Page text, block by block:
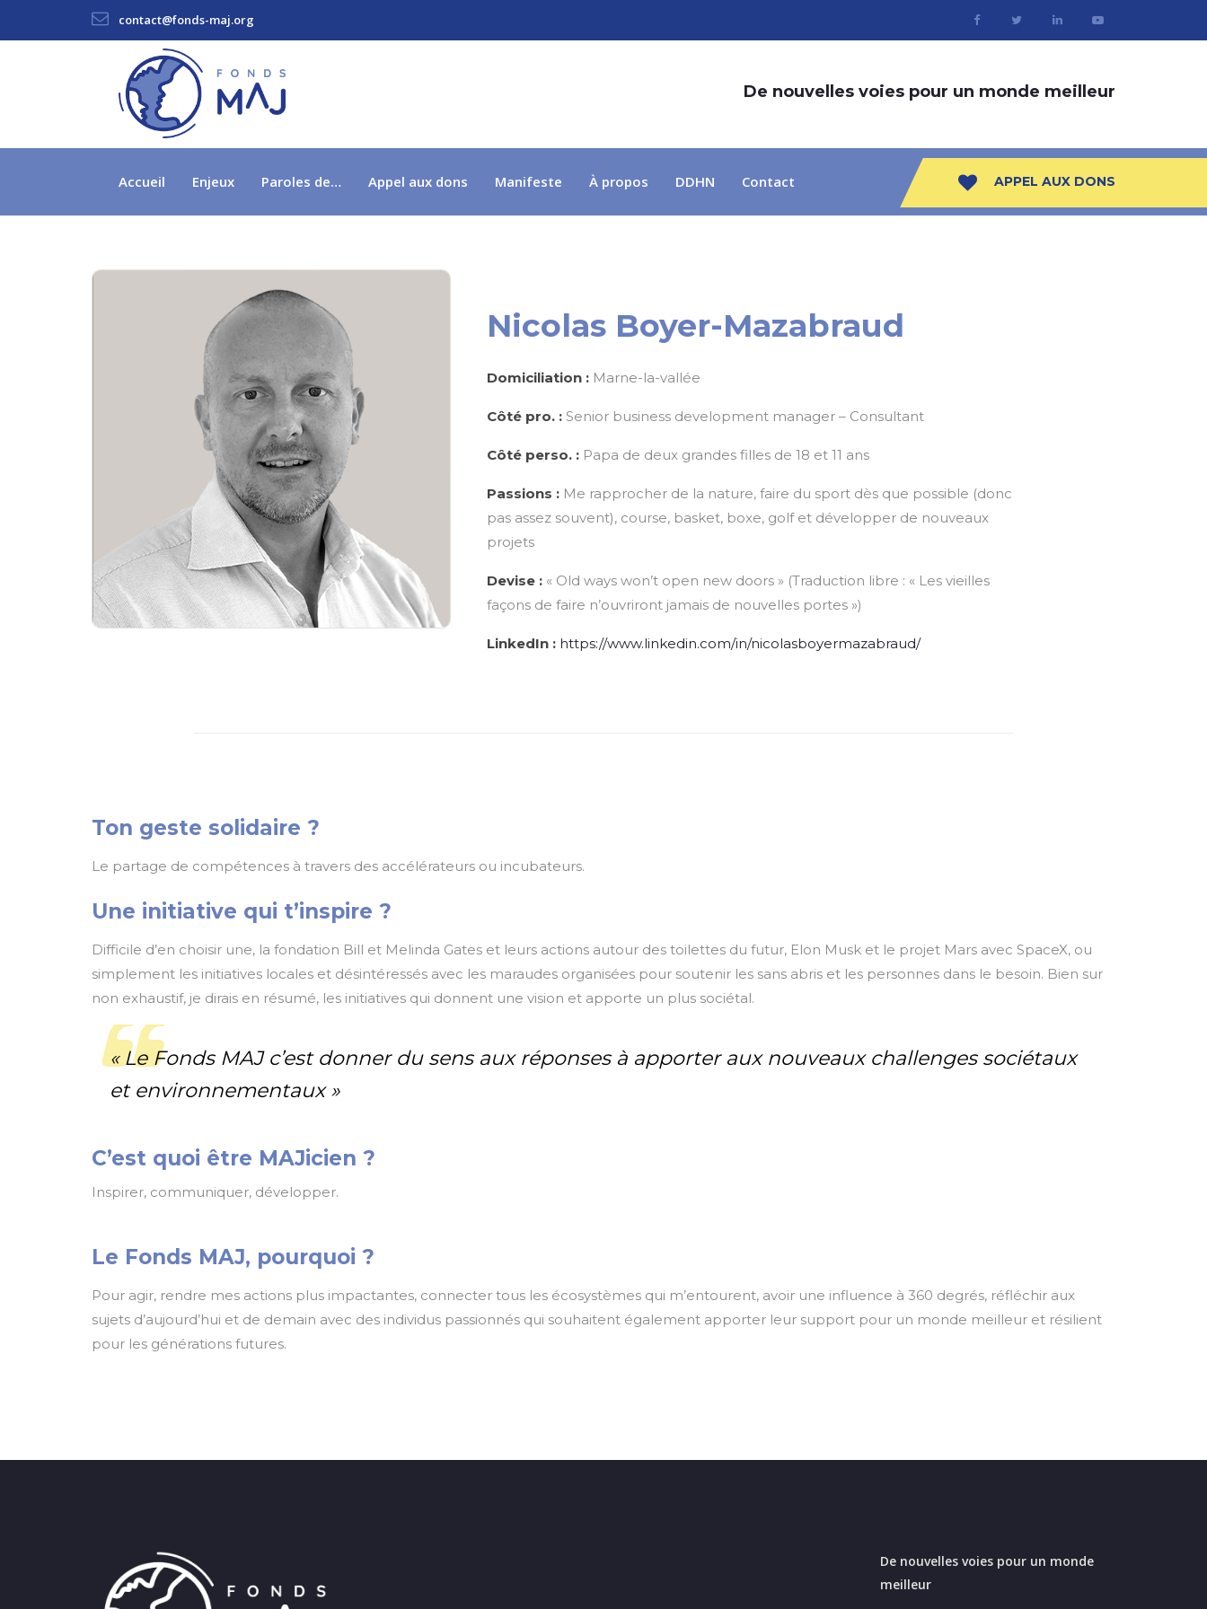
contact@fonds-maj.org
De nouvelles voies pour un monde meilleur
Accueil Enjeux Paroles de… Appel aux dons Manifeste À propos DDHN Contact APPEL AUX DONS
Nicolas Boyer-Mazabraud
Domiciliation : Marne-la-vallée
Côté pro. : Senior business development manager – Consultant
Côté perso. : Papa de deux grandes filles de 18 et 11 ans
Passions : Me rapprocher de la nature, faire du sport dès que possible (donc
pas assez souvent), course, basket, boxe, golf et développer de nouveaux
projets
Devise : « Old ways won’t open new doors » (Traduction libre : « Les vieilles
façons de faire n’ouvriront jamais de nouvelles portes »)
LinkedIn : https://www.linkedin.com/in/nicolasboyermazabraud/
Ton geste solidaire ?
Le partage de compétences à travers des accélérateurs ou incubateurs.
Une initiative qui t’inspire ?
Difficile d’en choisir une, la fondation Bill et Melinda Gates et leurs actions autour des toilettes du futur, Elon Musk et le projet Mars avec SpaceX, ou
simplement les initiatives locales et désintéressés avec les maraudes organisées pour soutenir les sans abris et les personnes dans le besoin. Bien sur
non exhaustif, je dirais en résumé, les initiatives qui donnent une vision et apporte un plus sociétal.
« Le Fonds MAJ c’est donner du sens aux réponses à apporter aux nouveaux challenges sociétaux
et environnementaux»
C’est quoi être MAJicien ?
Inspirer, communiquer, développer.
Le Fonds MAJ, pourquoi ?
Pour agir, rendre mes actions plus impactantes, connecter tous les écosystèmes qui m’entourent, avoir une influence à 360 degrés, réfléchir aux
sujets d’aujourd’hui et de demain avec des individus passionnés qui souhaitent également apporter leur support pour un monde meilleur et résilient
pour les générations futures.
De nouvelles voies pour un monde
meilleur